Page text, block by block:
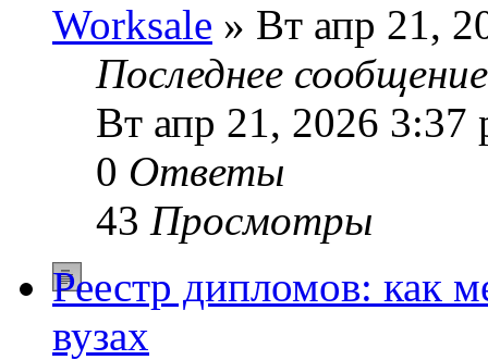
Worksale » Вт апр 21,
Последнее
Вт апр 21, 2026 3:37
0 Ответы
43 Просмотры
Реестр дипломов: как
вузах